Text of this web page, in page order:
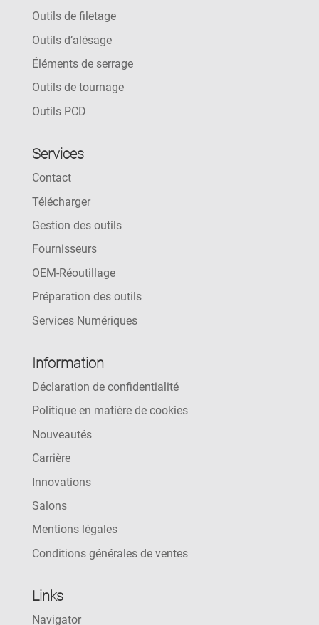
Outils de filetage
Outils d’alésage
Éléments de serrage
Outils de tournage
Outils PCD
Services
Contact
Télécharger
Gestion des outils
Fournisseurs
OEM-Réoutillage
Préparation des outils
Services Numériques
Information
Déclaration de confidentialité
Politique en matière de cookies
Nouveautés
Carrière
Innovations
Salons
Mentions légales
Conditions générales de ventes
Links
Navigator